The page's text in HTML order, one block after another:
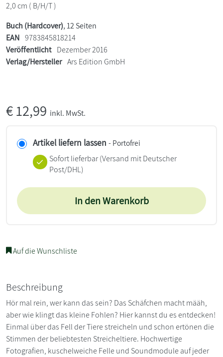
2,0 cm ( B/H/T )
Buch (Hardcover), 12 Seiten
EAN 9783845818214
Veröffentlicht Dezember 2016
Verlag/Hersteller Ars Edition GmbH
€12,99 inkl. MwSt.
Artikel liefern lassen - Portofrei
Sofort lieferbar(Versand mit Deutscher
Post/DHL)
In den Warenkorb
Auf die Wunschliste
Beschreibung
Hör mal rein, wer kann das sein? Das Schäfchen macht määh,
aber wie klingt das kleine Fohlen? Hier kannst du es entdecken!
Einmal über das Fell der Tiere streicheln und schon ertönen die
Stimmen der beliebtesten Streicheltiere. Hochwertige
Fotografien, kuschelweiche Felle und Soundmodule auf jeder